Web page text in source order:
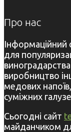
Про нас
для
виробництво
медових
суміжних
Сьогодні сайт
майданчиком